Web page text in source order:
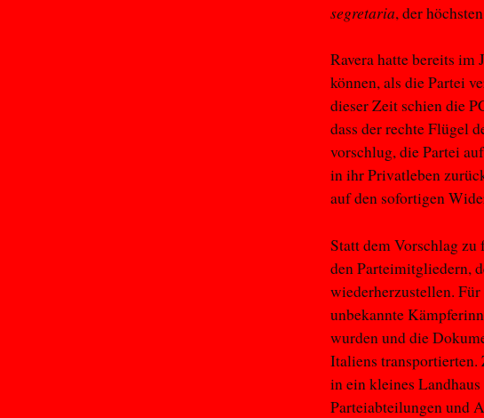
segretaria, der
Ravera hatte bereits im
können, als die Partei
dieser Zeit schien die
dass der rechte Flügel
vorschlug, die Partei
in ihr Privatleben
auf den sofortigen
Statt dem Vorschlag zu
den Parteimitgliedern,
wiederherzustellen.
unbekannte
wurden und die
Italiens transportierten.
in ein kleines
Parteiabteilungen und